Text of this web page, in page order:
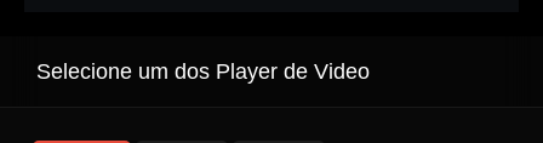
Selecione um dos Player de Video